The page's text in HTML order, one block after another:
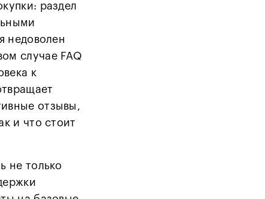
раздел
недоволен
случае FAQ
к
отзывы,
и что стоит
не только